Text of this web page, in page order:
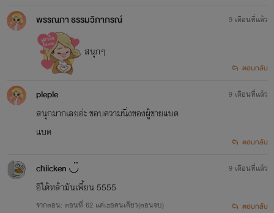
พรรณภา ธรรมวิภาภรณ์
สนุกๆ
9 เดือนที่แล้ว
ตอบกลับ
pleple
สนุกมากเลยอ่ะ ชอบความนิ่งของผู้ชายแบด
แบด
9 เดือนที่แล้ว
ตอบกลับ
chiicken ◡̈
อีใต้หล้ามันเพี้ยน 5555
จากตอน: ตอนที่ 62 แค่เธอคนเดียว(ตอนจบ)
9 เดือนที่แล้ว
ตอบกลับ